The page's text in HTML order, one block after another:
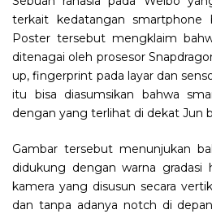
terkait kedatangan smartphone
Poster tersebut mengklaim
ditenagai oleh prosesor
up, fingerprint pada layar dan
itu bisa diasumsikan bahwa
dengan yang terlihat di dekat Jun
Gambar tersebut menunjukan
didukung dengan warna gradasi
kamera yang disusun secara
dan tanpa adanya notch di